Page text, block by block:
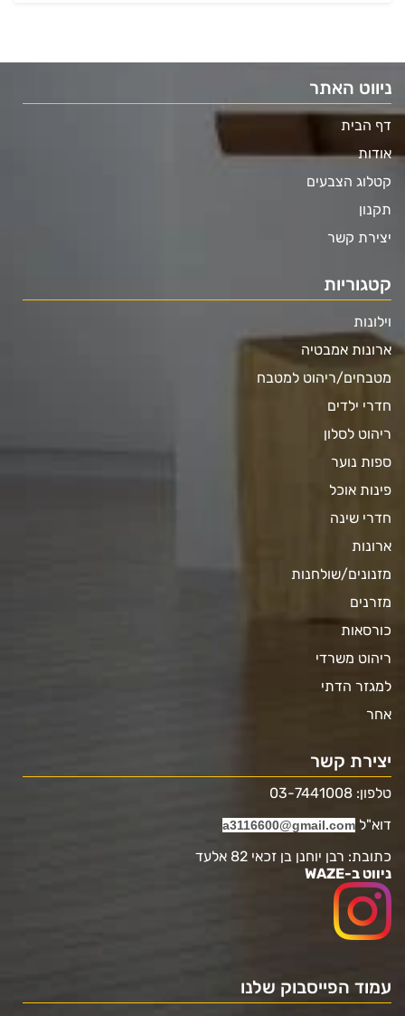
ניווט האתר
דף הבית
אודות
קטלוג הצבעים
תקנון
יצירת קשר
קטגוריות
וילונות
ארונות אמבטיה
מטבחים/ריהוט למטבח
חדרי ילדים
ריהוט לסלון
ספות נוער
פינות אוכל
חדרי שינה
ארונות
מזנונים/שולחנות
מזרנים
כורסאות
ריהוט משרדי
למגזר הדתי
אחר
יצירת קשר
טלפון: 03-7441008
דוא"ל a3116600@gmail.com
כתובת: רבן יוחנן בן זכאי 82 אלעד
ניווט ב-WAZE
עמוד הפייסבוק שלנו